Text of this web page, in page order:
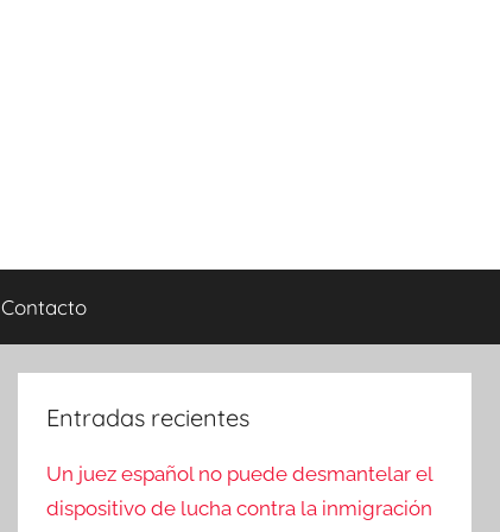
Contacto
Entradas recientes
Un juez español no puede desmantelar el
dispositivo de lucha contra la inmigración